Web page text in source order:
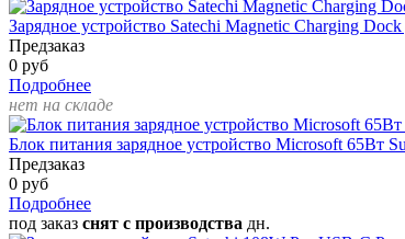
Зарядное устройство Satechi Magnetic Charging
Предзаказ
0 руб
Подробнее
нет на складе
Блок питания зарядное устройство Microsoft 65Вт
Предзаказ
0 руб
Подробнее
под заказ снят с производства дн.